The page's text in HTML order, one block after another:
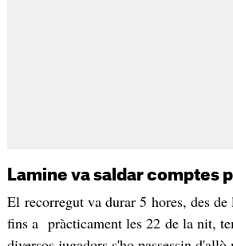
Lamine va saldar comptes
El recorregut va durar 5 hores, des de
fins a pràcticament les 22 de la nit,